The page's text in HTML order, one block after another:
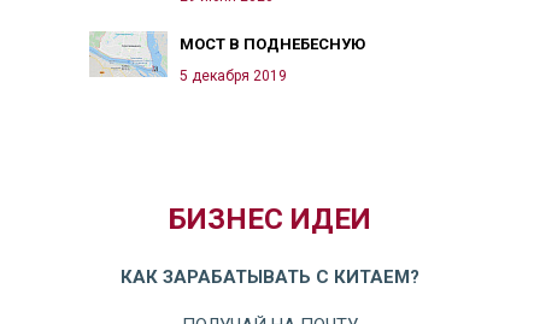
МОСТ В ПОДНЕБЕСНУЮ
5 декабря 2019
БИЗНЕС ИДЕИ
КАК ЗАРАБАТЫВАТЬ С КИТАЕМ?